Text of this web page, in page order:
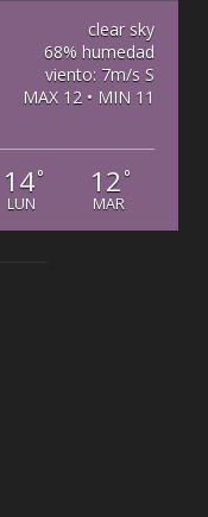
clear sky
68% humedad
viento: 7m/s S
MAX 12 • MIN 11
14°
LUN
12 °
MAR